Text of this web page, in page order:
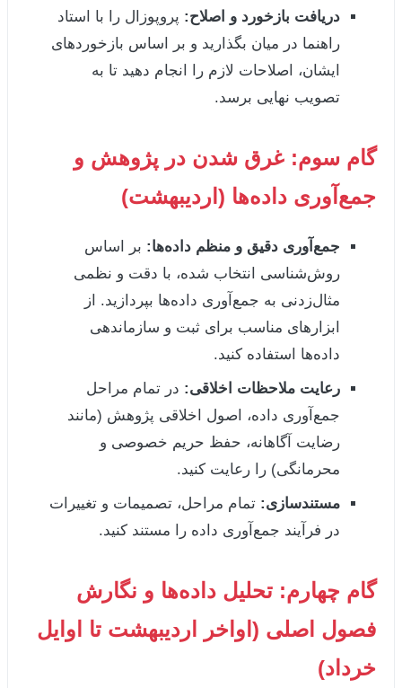
دریافت بازخورد و اصلاح: پروپوزال را با استاد
راهنما در میان بگذارید و بر اساس بازخوردهای
ایشان، اصلاحات لازم را انجام دهید تا به
تصویب نهایی برسد.
گام سوم: غرق شدن در پژوهش و
جمع‌آوری داده‌ها (اردیبهشت)
جمع‌آوری دقیق و منظم داده‌ها: بر اساس
روش‌شناسی انتخاب شده، با دقت و نظمی
مثال‌زدنی به جمع‌آوری داده‌ها بپردازید. از
ابزارهای مناسب برای ثبت و سازماندهی
داده‌ها استفاده کنید.
رعایت ملاحظات اخلاقی: در تمام مراحل
جمع‌آوری داده، اصول اخلاقی پژوهش (مانند
رضایت آگاهانه، حفظ حریم خصوصی و
محرمانگی) را رعایت کنید.
مستندسازی: تمام مراحل، تصمیمات و تغییرات
در فرآیند جمع‌آوری داده را مستند کنید.
گام چهارم: تحلیل داده‌ها و نگارش
فصول اصلی (اواخر اردیبهشت تا اوایل
خرداد)